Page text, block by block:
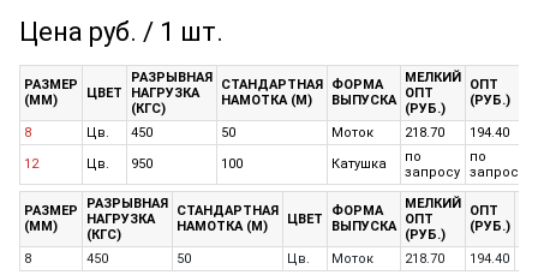
Цена руб. / 1 шт.
РАЗМЕР
(ММ)
ЦВЕТ
РАЗРЫВНАЯ
НАГРУЗКА
(КГС)
СТАНДАРТНАЯ
НАМОТКА (М)
ФОРМА
ВЫПУСКА
МЕЛКИЙ
ОПТ
(РУБ.)
ОПТ
(РУБ.)
8
Цв. 450 50 Моток 218.70 194.40
12
Цв. 950 100 Катушка
по
запросу
по
запросу
РАЗМЕР
(ММ)
РАЗРЫВНАЯ
НАГРУЗКА
(КГС)
СТАНДАРТНАЯ
НАМОТКА (М)
ЦВЕТ
ФОРМА
ВЫПУСКА
МЕЛКИЙ
ОПТ
(РУБ.)
ОПТ
(РУБ.)
8
450 50 Цв. Моток 218.70 194.40